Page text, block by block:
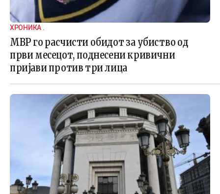
ХРОНИКА .
МВР го расчисти обидот за убиство од
први месецот, поднесени кривични
пријави против три лица